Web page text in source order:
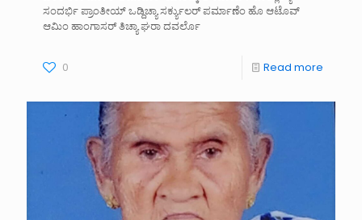
ಸಂದರ್ಭಿ ಪ್ರಾಂತೀಯ್ ಒಡ್ದಿಚ್ಯಾ ಸರ್ಕ್ಯುಲರ್ ಪರ್ಮಾಣೆಂ ಹೊ ಆಟೊವ್
ಆಮಿಂ ಹಾಂಗಾಸರ್ ತಿಚ್ಯಾ ಘರಾ ದವರ್ಲೊ
0 Read more